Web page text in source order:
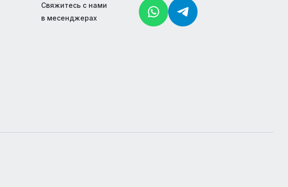
Свяжитесь с нами
в месенджерах